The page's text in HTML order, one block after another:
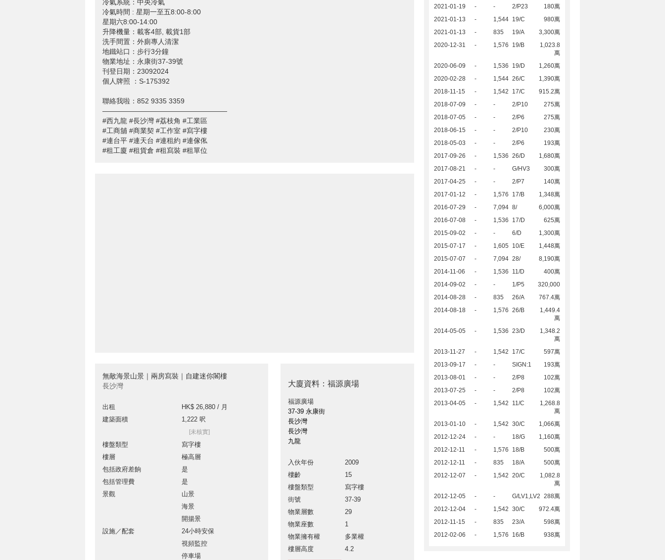
冷氣系統：中央冷氣
冷氣時間 : 星期一至五8:00-8:00
星期六8:00-14:00
升降機量：載客4部, 載貨1部
洗手間置：外廁專人清潔
地鐵站口：步行3分鐘
物業地址：永康街37-39號
刊登日期：23092024
個人牌照 ：S-175392
聯絡我啦：852 9335 3359
——————————————————
#西九龍 #長沙灣 #荔枝角 #工業區
#工商舖 #商業契 #工作室 #寫字樓
#連台平 #連天台 #連租約 #連傢俬
#租工廈 #租貨倉 #租寫裝 #租單位
無敵海景山景｜兩房寫裝｜自建迷你閣樓
長沙灣
出租
HK$ 26,880 / 月
建築面積
1,222 呎
[未核實]
樓盤類型
寫字樓
樓層
極高層
包括政府差餉
是
包括管理費
是
景觀
山景
海景
開揚景
設施／配套
24小時安保
視頻監控
停車場
大廈資料：福源廣場
福源廣場
37-39 永康街
長沙灣
長沙灣
九龍
入伙年份
2009
樓齡
15
樓盤類型
寫字樓
街號
37-39
物業層數
29
物業座數
1
物業擁有權
多業權
樓層高度
4.2
2021-01-19
- - 2/P23
180萬
2021-01-13
- 1,544 19/C
980萬
2021-01-13
- 835 19/A
3,300萬
2020-12-31
- 1,576 19/B
1,023.8
萬
2020-06-09
- 1,536 19/D
1,260萬
2020-02-28
- 1,544 26/C
1,390萬
2018-11-15
- 1,542 17/C
915.2萬
2018-07-09
- - 2/P10
275萬
2018-07-05
- - 2/P6
275萬
2018-06-15
- - 2/P10
230萬
2018-05-03
- - 2/P6
193萬
2017-09-26
- 1,536 26/D
1,680萬
2017-08-21
- - G/HV3
300萬
2017-04-25
- - 2/P7
140萬
2017-01-12
- 1,576 17/B
1,348萬
2016-07-29
- 7,094 8/
6,000萬
2016-07-08
- 1,536 17/D
625萬
2015-09-02
- - 6/D
1,300萬
2015-07-17
- 1,605 10/E
1,448萬
2015-07-07
- 7,094 28/
8,190萬
2014-11-06
- 1,536 11/D
400萬
2014-09-02
- - 1/P5
320,000
2014-08-28
- 835 26/A
767.4萬
2014-08-18
- 1,576 26/B
1,449.4
萬
2014-05-05
- 1,536 23/D
1,348.2
萬
2013-11-27
- 1,542 17/C
597萬
2013-09-17
- - SIGN:1
193萬
2013-08-01
- - 2/P8
102萬
2013-07-25
- - 2/P8
102萬
2013-04-05
- 1,542 11/C
1,268.8
萬
2013-01-10
- 1,542 30/C
1,066萬
2012-12-24
- - 18/G
1,160萬
2012-12-11
- 1,576 18/B
500萬
2012-12-11
- 835 18/A
500萬
2012-12-07
- 1,542 20/C
1,082.8
萬
2012-12-05
- - G/LV1,LV2 288萬
2012-12-04
- 1,542 30/C
972.4萬
2012-11-15
- 835 23/A
598萬
2012-02-06
- 1,576 16/B 938萬